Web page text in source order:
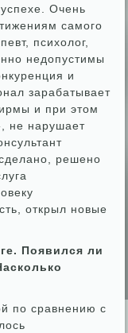
Очень
самого
психолог,
недопустимы
и
зарабатывает
и при этом
не нарушает
решено
открыл новые
Появился ли
по сравнению с